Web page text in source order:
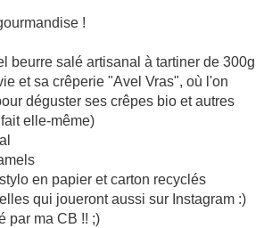
!
beurre salé artisanal à tartiner de 300g
et sa crêperie "Avel Vras", où l'on
déguster ses crêpes bio et autres
elle-même)
en papier et carton recyclés
qui joueront aussi sur Instagram :)
par ma CB !! ;)